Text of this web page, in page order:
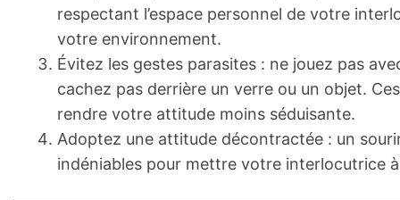
respectant l’espace personnel de votre
votre environnement.
Évitez les gestes parasites : ne jouez pas
cachez pas derrière un verre ou un objet.
rendre votre attitude moins séduisante.
Adoptez une attitude décontractée : un
indéniables pour mettre votre interlocutrice à